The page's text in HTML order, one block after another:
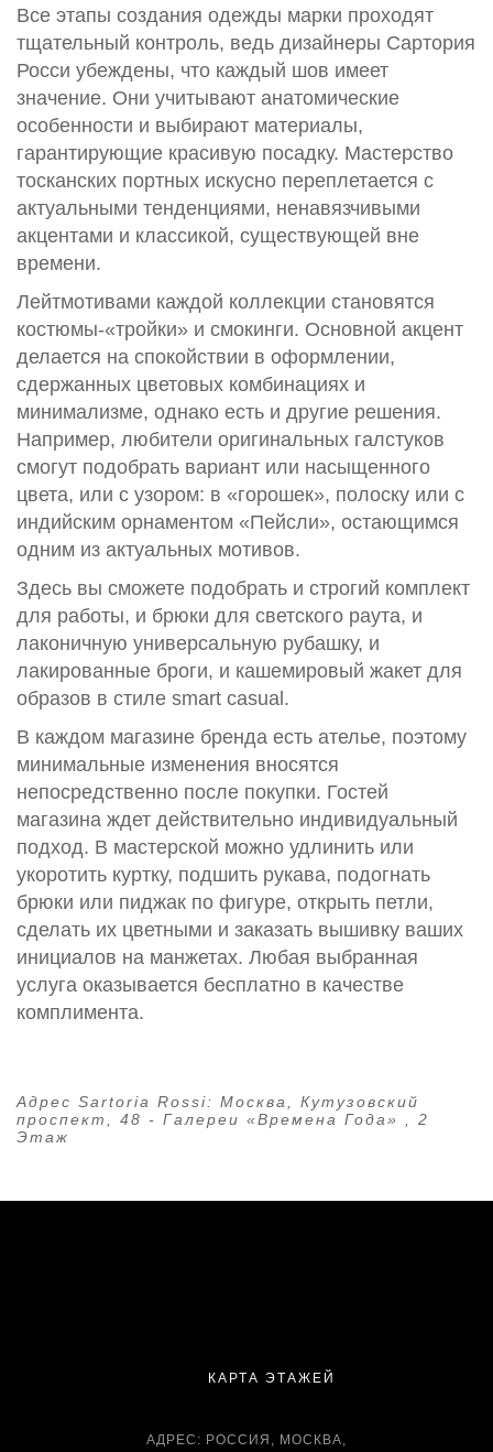
Все этапы создания одежды марки проходят
тщательный контроль, ведь дизайнеры Сартория
Росси убеждены, что каждый шов имеет
значение. Они учитывают анатомические
особенности и выбирают материалы,
гарантирующие красивую посадку. Мастерство
тосканских портных искусно переплетается с
актуальными тенденциями, ненавязчивыми
акцентами и классикой, существующей вне
времени.
Лейтмотивами каждой коллекции становятся
костюмы-«тройки» и смокинги. Основной акцент
делается на спокойствии в оформлении,
сдержанных цветовых комбинациях и
минимализме, однако есть и другие решения.
Например, любители оригинальных галстуков
смогут подобрать вариант или насыщенного
цвета, или с узором: в «горошек», полоску или с
индийским орнаментом «Пейсли», остающимся
одним из актуальных мотивов.
Здесь вы сможете подобрать и строгий комплект
для работы, и брюки для светского раута, и
лаконичную универсальную рубашку, и
лакированные броги, и кашемировый жакет для
образов в стиле smart casual.
В каждом магазине бренда есть ателье, поэтому
минимальные изменения вносятся
непосредственно после покупки. Гостей
магазина ждет действительно индивидуальный
подход. В мастерской можно удлинить или
укоротить куртку, подшить рукава, подогнать
брюки или пиджак по фигуре, открыть петли,
сделать их цветными и заказать вышивку ваших
инициалов на манжетах. Любая выбранная
услуга оказывается бесплатно в качестве
комплимента.
Адрес Sartoria Rossi: Москва, Кутузовский
проспект, 48 - Галереи «Времена Года» , 2
Этаж
КАРТА ЭТАЖЕЙ
АДРЕС: РОССИЯ, МОСКВА,